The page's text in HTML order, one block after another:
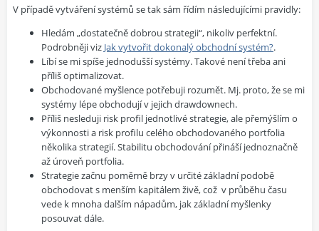
V případě vytváření systémů se tak sám řídím následujícími pravidly:
Hledám „dostatečně dobrou strategii“, nikoliv perfektní.
Podrobněji viz Jak vytvořit dokonalý obchodní systém?.
Líbí se mi spíše jednodušší systémy. Takové není třeba ani
příliš optimalizovat.
Obchodované myšlence potřebuji rozumět. Mj. proto, že se mi
systémy lépe obchodují v jejich drawdownech.
Příliš nesleduji risk profil jednotlivé strategie, ale přemýšlím o
výkonnosti a risk profilu celého obchodovaného portfolia
několika strategií. Stabilitu obchodování přináší jednoznačně
až úroveň portfolia.
Strategie začnu poměrně brzy v určité základní podobě
obchodovat s menším kapitálem živě, což v průběhu času
vede k mnoha dalším nápadům, jak základní myšlenky
posouvat dále.